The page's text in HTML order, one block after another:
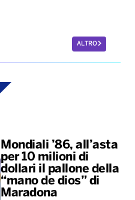
ALTRO
Mondiali ’86, all’asta
per 10 milioni di
dollari il pallone della
“mano de dios” di
Maradona